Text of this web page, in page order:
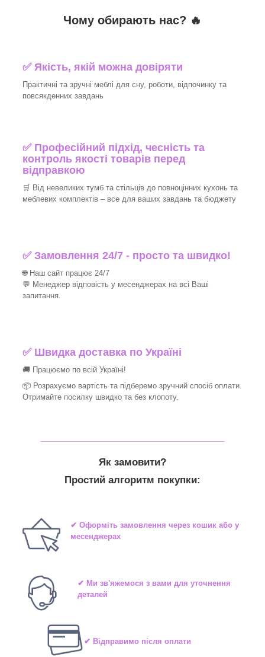
Чому обирають нас? 🔥
✅ Якість, якій можна довіряти
Практичні та зручні меблі для сну, роботи, відпочинку та
повсякденних завдань
✅ Професійний підхід, чесність та
контроль якості товарів перед
відправкою
🛒 Від невеликих тумб та стільців до повноцінних кухонь та
меблевих комплектів – все для ваших завдань та бюджету
✅ Замовлення 24/7 - просто та швидко!
🌐 Наш сайт працює 24/7
💬 Менеджер відповість у месенджерах на всі Ваші
запитання.
✅ Швидка доставка по Україні
🚚 Працюємо по всій Україні!
📦 Розрахуємо вартість та підберемо зручний спосіб оплати.
Отримайте посилку швидко та без клопоту.
Як замовити?
Простий алгоритм покупки:
✔ Оформіть замовлення через кошик або у
месенджерах
✔ Ми зв'яжемося з вами для уточнення
деталей
✔ Відправимо після оплати